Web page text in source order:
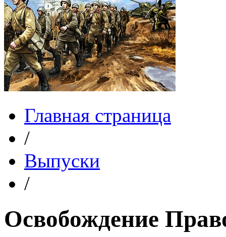
Главная страница
/
Выпуски
/
Освобождение